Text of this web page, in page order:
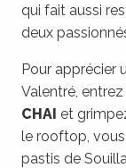
qui fait aussi
deux
Pour apprécier
Valentré, entrez
CHAI et
le rooftop, vous
pastis de